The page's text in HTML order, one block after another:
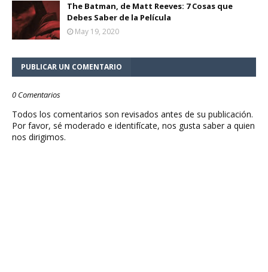
The Batman, de Matt Reeves: 7 Cosas que
Debes Saber de la Película
May 19, 2020
PUBLICAR UN COMENTARIO
0 Comentarios
Todos los comentarios son revisados antes de su publicación.
Por favor, sé moderado e identifícate, nos gusta saber a quien
nos dirigimos.